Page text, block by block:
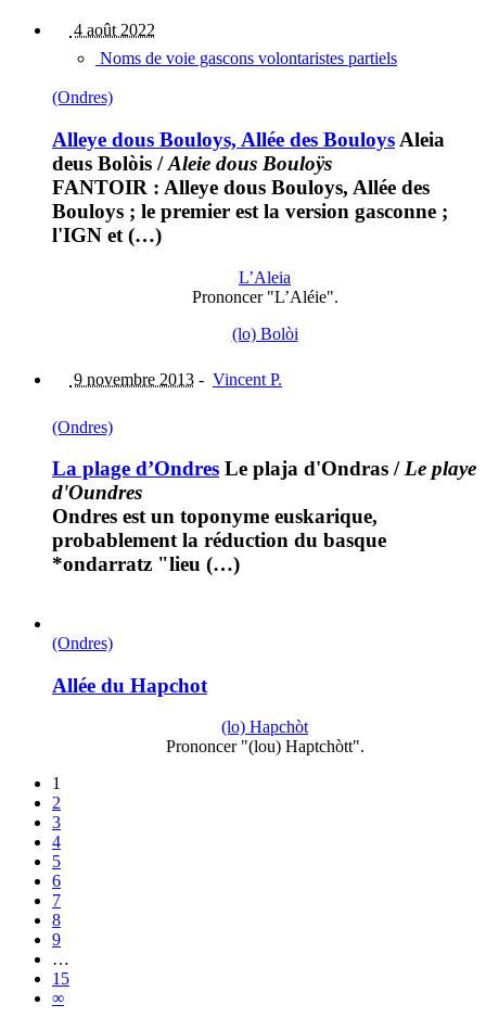
4 août 2022
Noms de voie gascons volontaristes partiels
(Ondres)
Alleye dous Bouloys, Allée des Bouloys Aleia
deus Bolòis /Aleie dous Bouloÿs
FANTOIR : Alleye dous Bouloys, Allée des
Bouloys ; le premier est la version gasconne ;
l'IGN et (…)
L’Aleia
Prononcer "L’Aléie".
(lo) Bolòi
9 novembre 2013 - Vincent P.
(Ondres)
La plage d’Ondres Le plaja d'Ondras /Le playe
d'Oundres
Ondres est un toponyme euskarique,
probablement la réduction du basque
*ondarratz "lieu (…)
(Ondres)
Allée du Hapchot
(lo) Hapchòt
Prononcer "(lou) Haptchòtt".
1
2
3
4
5
6
7
8
9
…
15
∞